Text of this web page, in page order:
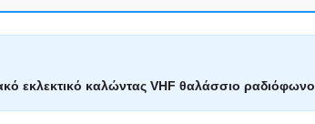
εκλεκτικό καλώντας VHF θαλάσσιο ραδιόφωνο